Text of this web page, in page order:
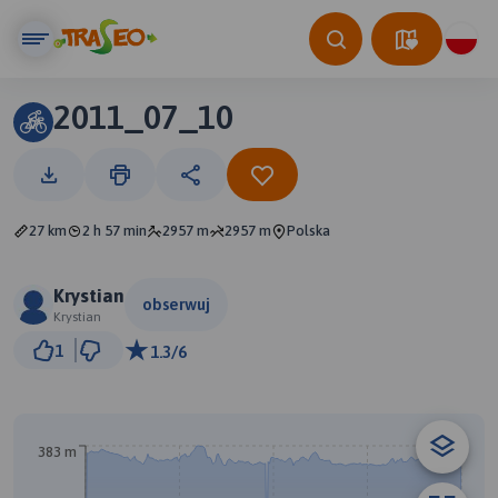
2011_07_10
27 km 2 h 57 min 2957 m 2957 m Polska
Krystian
Krystian
obserwuj
1 1.3/6
383 m